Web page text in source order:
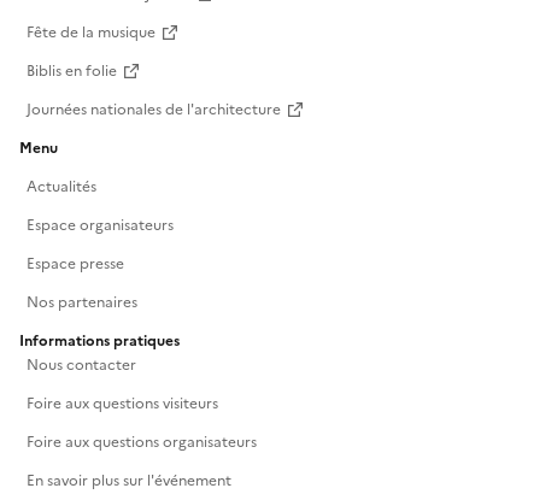
Fête de la musique
Biblis en folie
Journées nationales de l'architecture
Menu
Actualités
Espace organisateurs
Espace presse
Nos partenaires
Informations pratiques
Nous contacter
Foire aux questions visiteurs
Foire aux questions organisateurs
En savoir plus sur l'événement